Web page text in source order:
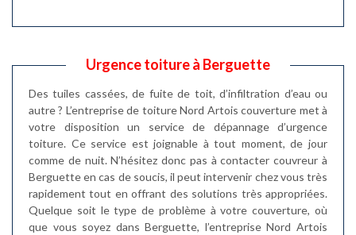
Urgence toiture à Berguette
Des tuiles cassées, de fuite de toit, d’infiltration d’eau ou
autre ? L’entreprise de toiture Nord Artois couverture met à
votre disposition un service de dépannage d’urgence
toiture. Ce service est joignable à tout moment, de jour
comme de nuit. N’hésitez donc pas à contacter couvreur à
Berguette en cas de soucis, il peut intervenir chez vous très
rapidement tout en offrant des solutions très appropriées.
Quelque soit le type de problème à votre couverture, où
que vous soyez dans Berguette, l’entreprise Nord Artois